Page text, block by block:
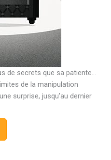
de secrets que sa patiente…
de la manipulation
surprise, jusqu’au dernier